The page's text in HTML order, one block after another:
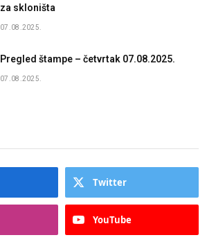
za skloništa
07.08.2025.
Pregled štampe – četvrtak 07.08.2025.
07.08.2025.
Twitter
YouTube